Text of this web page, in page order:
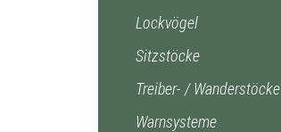
Lockvögel
Sitzstöcke
Treiber- / Wanderstöcke
Warnsysteme